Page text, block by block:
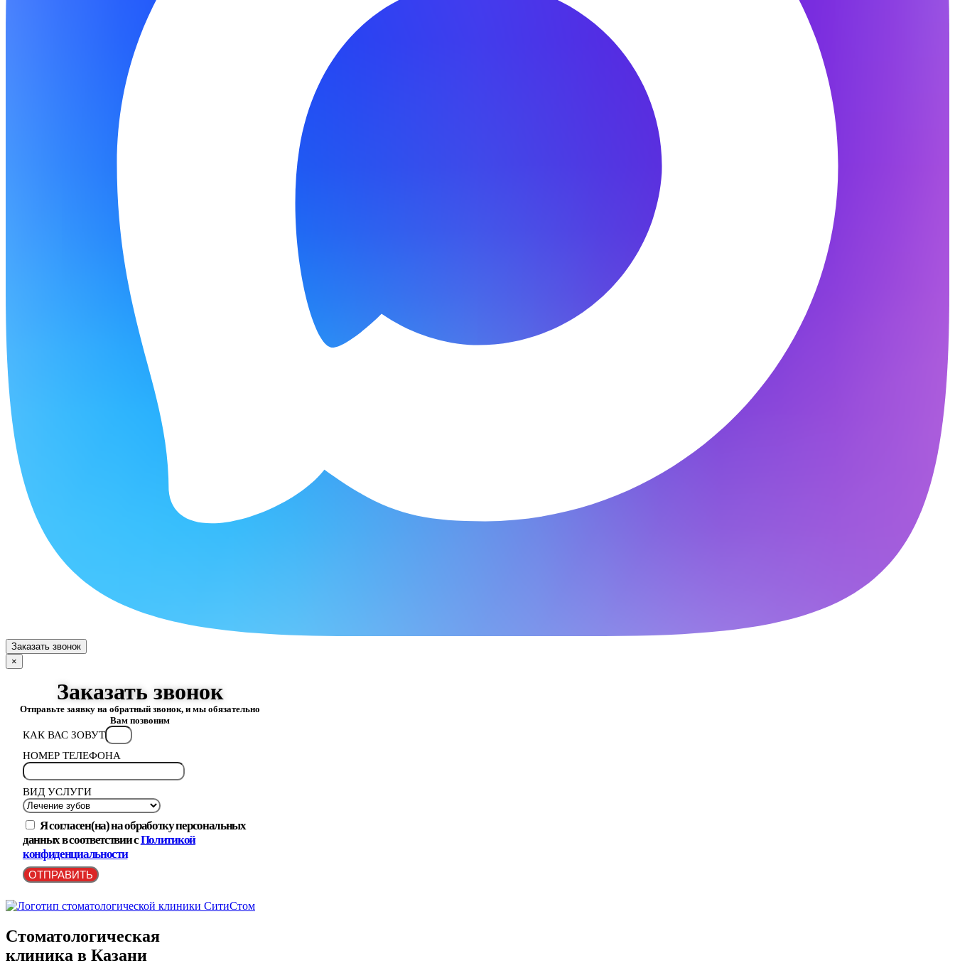
Заказать звонок
×
Заказать звонок
Отправьте заявку на обратный звонок, и мы обязательно
Вам позвоним
КАК ВАС ЗОВУТ
НОМЕР ТЕЛЕФОНА
ВИД УСЛУГИ
Я согласен(на) на обработку персональных
данных в соответствии сПолитикой
конфиденциальности
ОТПРАВИТЬ
Стоматологическая
клиника в Казани